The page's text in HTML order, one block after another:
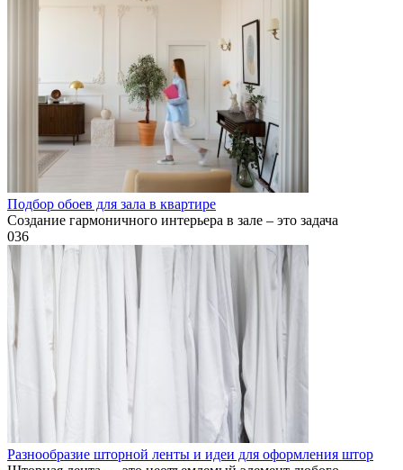
Подбор обоев для зала в квартире
Создание гармоничного интерьера в зале – это задача
036
Разнообразие шторной ленты и идеи для оформления штор